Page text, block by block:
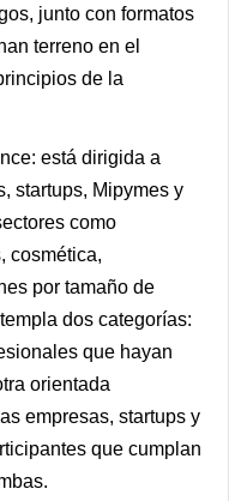
junto con formatos
terreno en el
de la
está dirigida a
startups, Mipymes y
como
cosmética,
por tamaño de
dos categorías:
que hayan
orientada
empresas, startups y
que cumplan